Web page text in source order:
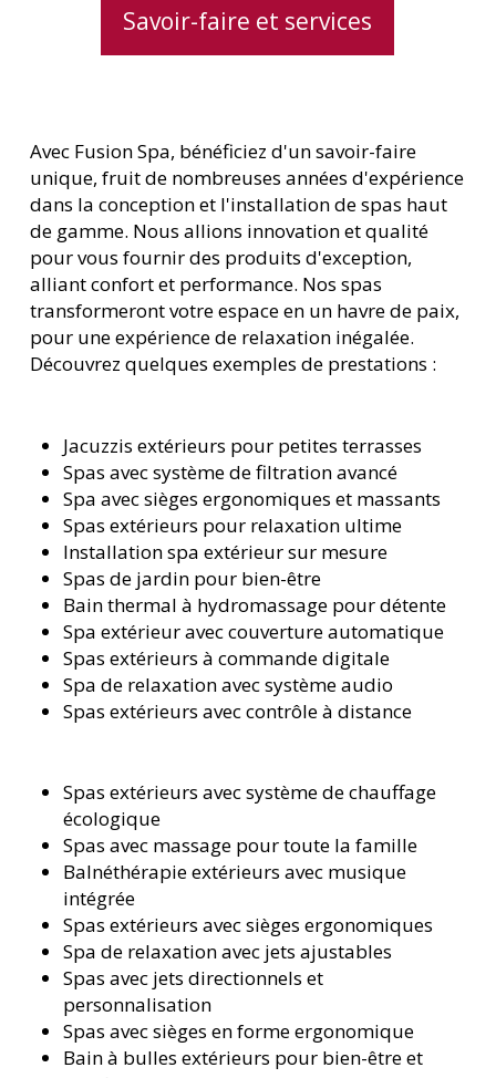
Savoir-faire et services
Avec Fusion Spa, bénéficiez d'un savoir-faire
unique, fruit de nombreuses années d'expérience
dans la conception et l'installation de spas haut
de gamme. Nous allions innovation et qualité
pour vous fournir des produits d'exception,
alliant confort et performance. Nos spas
transformeront votre espace en un havre de paix,
pour une expérience de relaxation inégalée.
Découvrez quelques exemples de prestations :
Jacuzzis extérieurs pour petites terrasses
Spas avec système de filtration avancé
Spa avec sièges ergonomiques et massants
Spas extérieurs pour relaxation ultime
Installation spa extérieur sur mesure
Spas de jardin pour bien-être
Bain thermal à hydromassage pour détente
Spa extérieur avec couverture automatique
Spas extérieurs à commande digitale
Spa de relaxation avec système audio
Spas extérieurs avec contrôle à distance
Spas extérieurs avec système de chauffage
écologique
Spas avec massage pour toute la famille
Balnéthérapie extérieurs avec musique
intégrée
Spas extérieurs avec sièges ergonomiques
Spa de relaxation avec jets ajustables
Spas avec jets directionnels et
personnalisation
Spas avec sièges en forme ergonomique
Bain à bulles extérieurs pour bien-être et